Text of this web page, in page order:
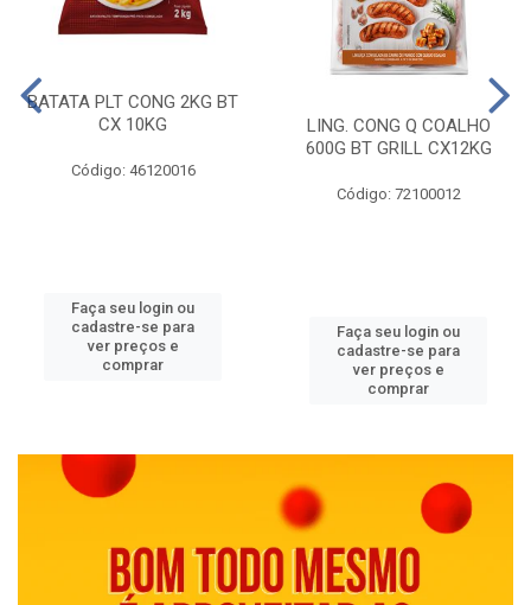
BATATA PLT CONG 2KG BT
CX 10KG
Código: 46120016
Faça seu login ou
cadastre-se para
ver preços e
comprar
LING. CONG Q COALHO
600G BT GRILL CX12KG
Código: 72100012
Faça seu login ou
cadastre-se para
ver preços e
comprar